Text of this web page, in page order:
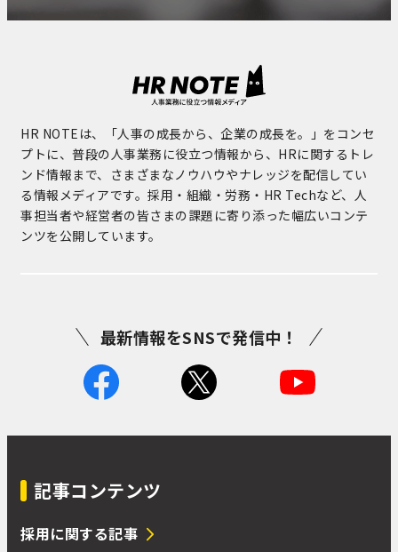
HR NOTEは、「人事の成長から、企業の成長を。」をコンセ
プトに、普段の人事業務に役立つ情報から、HRに関するトレ
ンド情報まで、さまざまなノウハウやナレッジを配信してい
る情報メディアです。採用・組織・労務・HR Techなど、人
事担当者や経営者の皆さまの課題に寄り添った幅広いコンテ
ンツを公開しています。
最新情報をSNSで発信中！
記事コンテンツ
採用に関する記事